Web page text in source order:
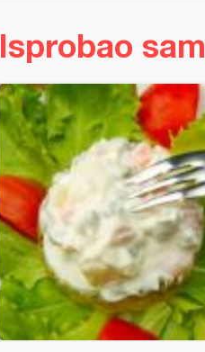
Isprobao sam